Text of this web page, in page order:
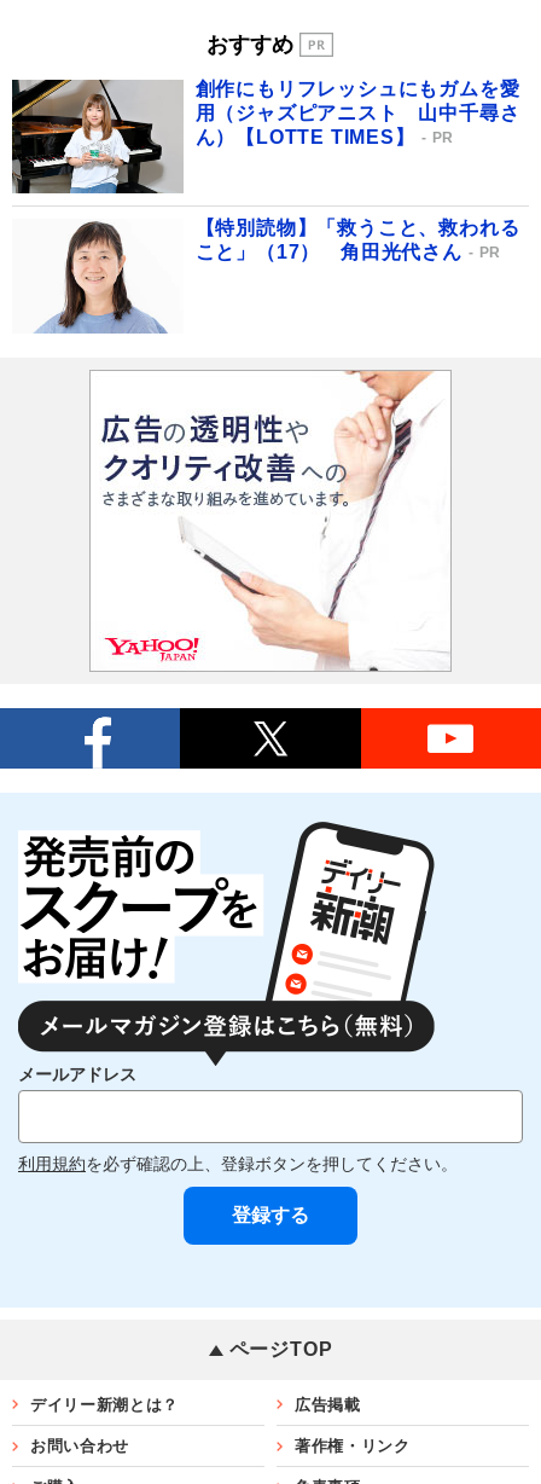
おすすめ
創作にもリフレッシュにもガムを愛
用（ジャズピアニスト 山中千尋さ
ん）【LOTTE TIMES】
PR
【特別読物】「救うこと、救われる
こと」（17） 角田光代さん
PR
メールアドレス
利用規約を必ず確認の上、登録ボタンを押してください。
ページTOP
デイリー新潮とは？ 広告掲載
お問い合わせ 著作権・リンク